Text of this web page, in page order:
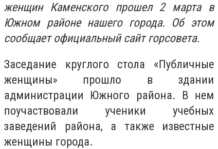
женщин Каменского прошел 2 марта в
Южном районе нашего города. Об этом
сообщает официальный сайт горсовета.
Заседание круглого стола «Публичные
женщины» прошло в здании
администрации Южного района. В нем
поучаствовали ученики учебных
заведений района, а также известные
женщины города.